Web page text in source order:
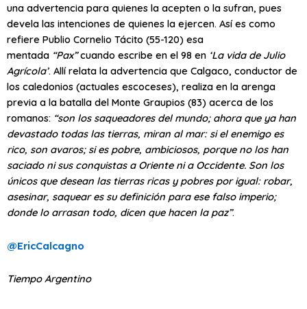
una advertencia para quienes la acepten o la sufran, pues
devela las intenciones de quienes la ejercen. Así es como
refiere Publio Cornelio Tácito (55-120) esa
mentada “Pax”cuando escribe en el 98 en ‘La vida de Julio
Agrícola’. Allí relata la advertencia que Calgaco, conductor de
los caledonios (actuales escoceses), realiza en la arenga
previa a la batalla del Monte Graupios (83) acerca de los
romanos: “son los saqueadores del mundo; ahora que ya han
devastado todas las tierras, miran al mar: si el enemigo es
rico, son avaros; si es pobre, ambiciosos, porque no los han
saciado ni sus conquistas a Oriente ni a Occidente. Son los
únicos que desean las tierras ricas y pobres por igual: robar,
asesinar, saquear es su definición para ese falso imperio;
donde lo arrasan todo, dicen que hacen la paz”.
@EricCalcagno
Tiempo Argentino